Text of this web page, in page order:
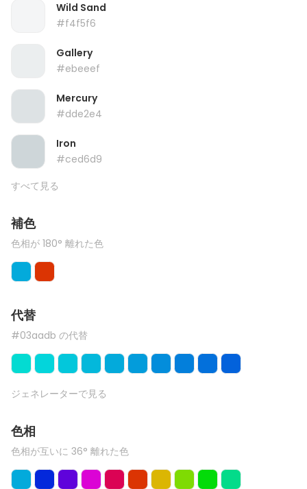
Wild Sand
#f4f5f6
Gallery
#ebeeef
Mercury
#dde2e4
Iron
#ced6d9
すべて見る
補色
色相が 180° 離れた色
代替
#03aadb の代替
ジェネレーターで見る
色相
色相が互いに 36° 離れた色